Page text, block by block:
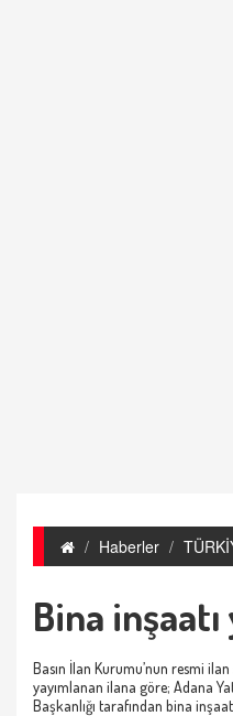
Haberler
Bina inşaatı
Basın İlan Kurumu’nun resmi
yayımlanan ilana göre; Adana
Başkanlığı tarafından bina